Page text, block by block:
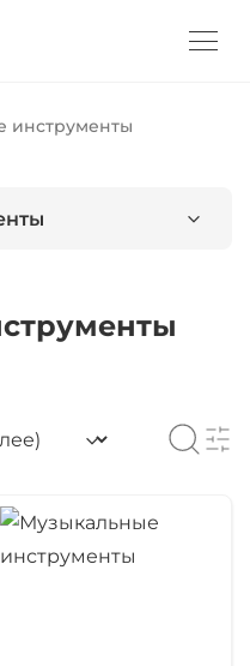
инструменты